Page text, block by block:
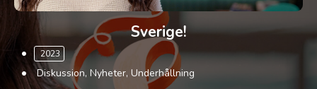
Sverige!
2023
Diskussion, Nyheter, Underhållning